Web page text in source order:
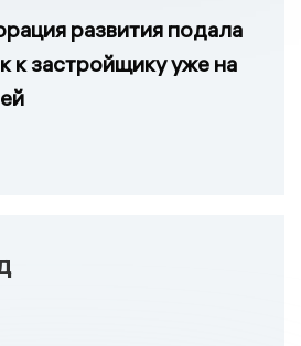
развития подала
к застройщику уже на